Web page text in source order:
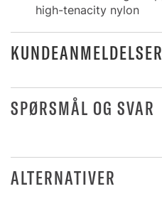
high-tenacity nylon
KUNDEANMELDELSER
SPØRSMÅL OG SVAR
ALTERNATIVER